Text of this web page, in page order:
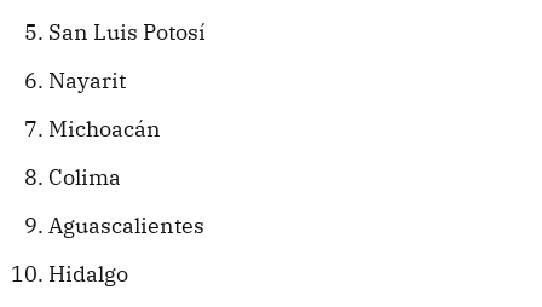
San Luis Potosí
Nayarit
Michoacán
Colima
Aguascalientes
Hidalgo